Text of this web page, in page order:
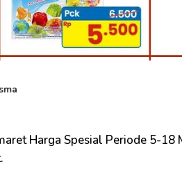
Harga Spesial Periode 5-18